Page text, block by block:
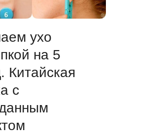
ухо
на 5
Китайская
с